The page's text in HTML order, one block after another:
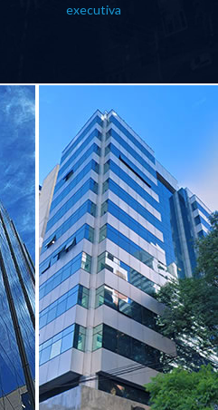
executiva